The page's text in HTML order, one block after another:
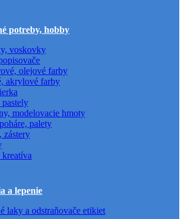
potreby, hobby
voskovky
olejové farby
akrylové farby
modelovacie hmoty
palety
zástery
a lepenie
laky a odstraňovače etikiet